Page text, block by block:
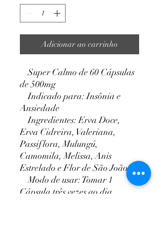
Adicionar ao carrinho
Super Calmo de 60 Cápsulas
de 500mg
Indicado para: Insônia e
Ansiedade
Ingredientes: Erva Doce,
Erva Cidreira, Valeriana,
Passiflora, Mulungú,
Camomila, Melissa, Anis
Estrelado e Flor de São João
Modo de usar: Tomar 1
Cápsula três vezes ao dia